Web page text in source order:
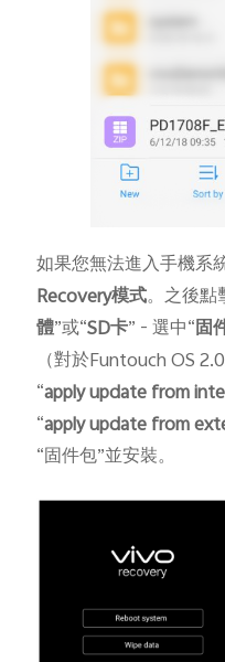
如果您無法進入手機系
Recovery模式。之後點
體”或“SD卡” - 選中“固
（對於Funtouch OS
“apply update from
“apply update from
“固件包”並安裝。